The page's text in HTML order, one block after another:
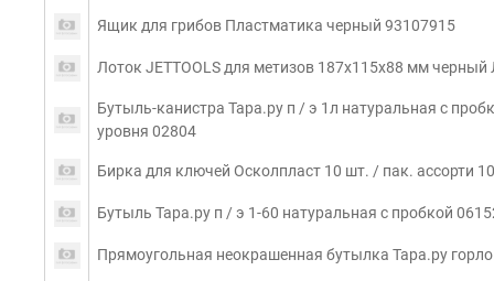
Ящик для грибов Пластматика черный 93107915
Лоток JETTOOLS для метизов 187x115x88 мм
Бутыль-канистра Тара.ру п / э 1л натуральная с
уровня 02804
Бирка для ключей Осколпласт 10 шт. / пак. ассорти 10
Бутыль Тара.ру п / э 1-60 натуральная с пробкой
Прямоугольная неокрашенная бутылка Тара.ру